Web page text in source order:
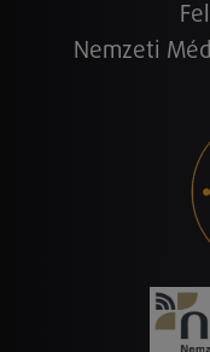
Nemzeti